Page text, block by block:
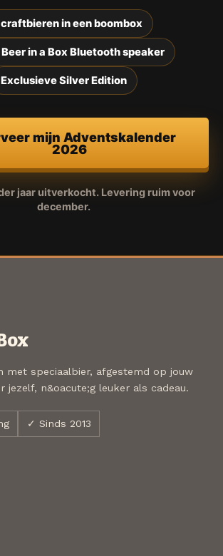
in een boombox
in a Box Bluetooth speaker
Exclusieve Silver Edition
mijn Adventskalender
2026
jaar uitverkocht. Levering ruim voor
december.
met speciaalbier, afgestemd op jouw
jezelf, n&oacute;g leuker als cadeau.
✓ Sinds 2013